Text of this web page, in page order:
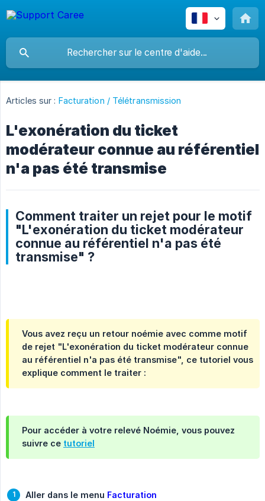
Articles sur : Facturation / Télétransmission
L'exonération du ticket
modérateur connue au référentiel
n'a pas été transmise
Comment traiter un rejet pour le motif
"L'exonération du ticket modérateur
connue au référentiel n'a pas été
transmise" ?
Vous avez reçu un retour noémie avec comme motif
de rejet "L'exonération du ticket modérateur connue
au référentiel n'a pas été transmise", ce tutoriel vous
explique comment le traiter :
Pour accéder à votre relevé Noémie, vous pouvez
suivre ce tutoriel
Aller dans le menu Facturation